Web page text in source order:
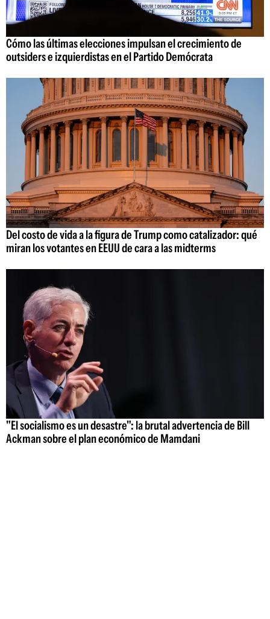
Cómo las últimas elecciones impulsan el crecimiento de
outsiders e izquierdistas en el Partido Demócrata
Del costo de vida a la figura de Trump como catalizador: qué
miran los votantes en EEUU de cara a las midterms
"El socialismo es un desastre": la brutal advertencia de Bill
Ackman sobre el plan económico de Mamdani